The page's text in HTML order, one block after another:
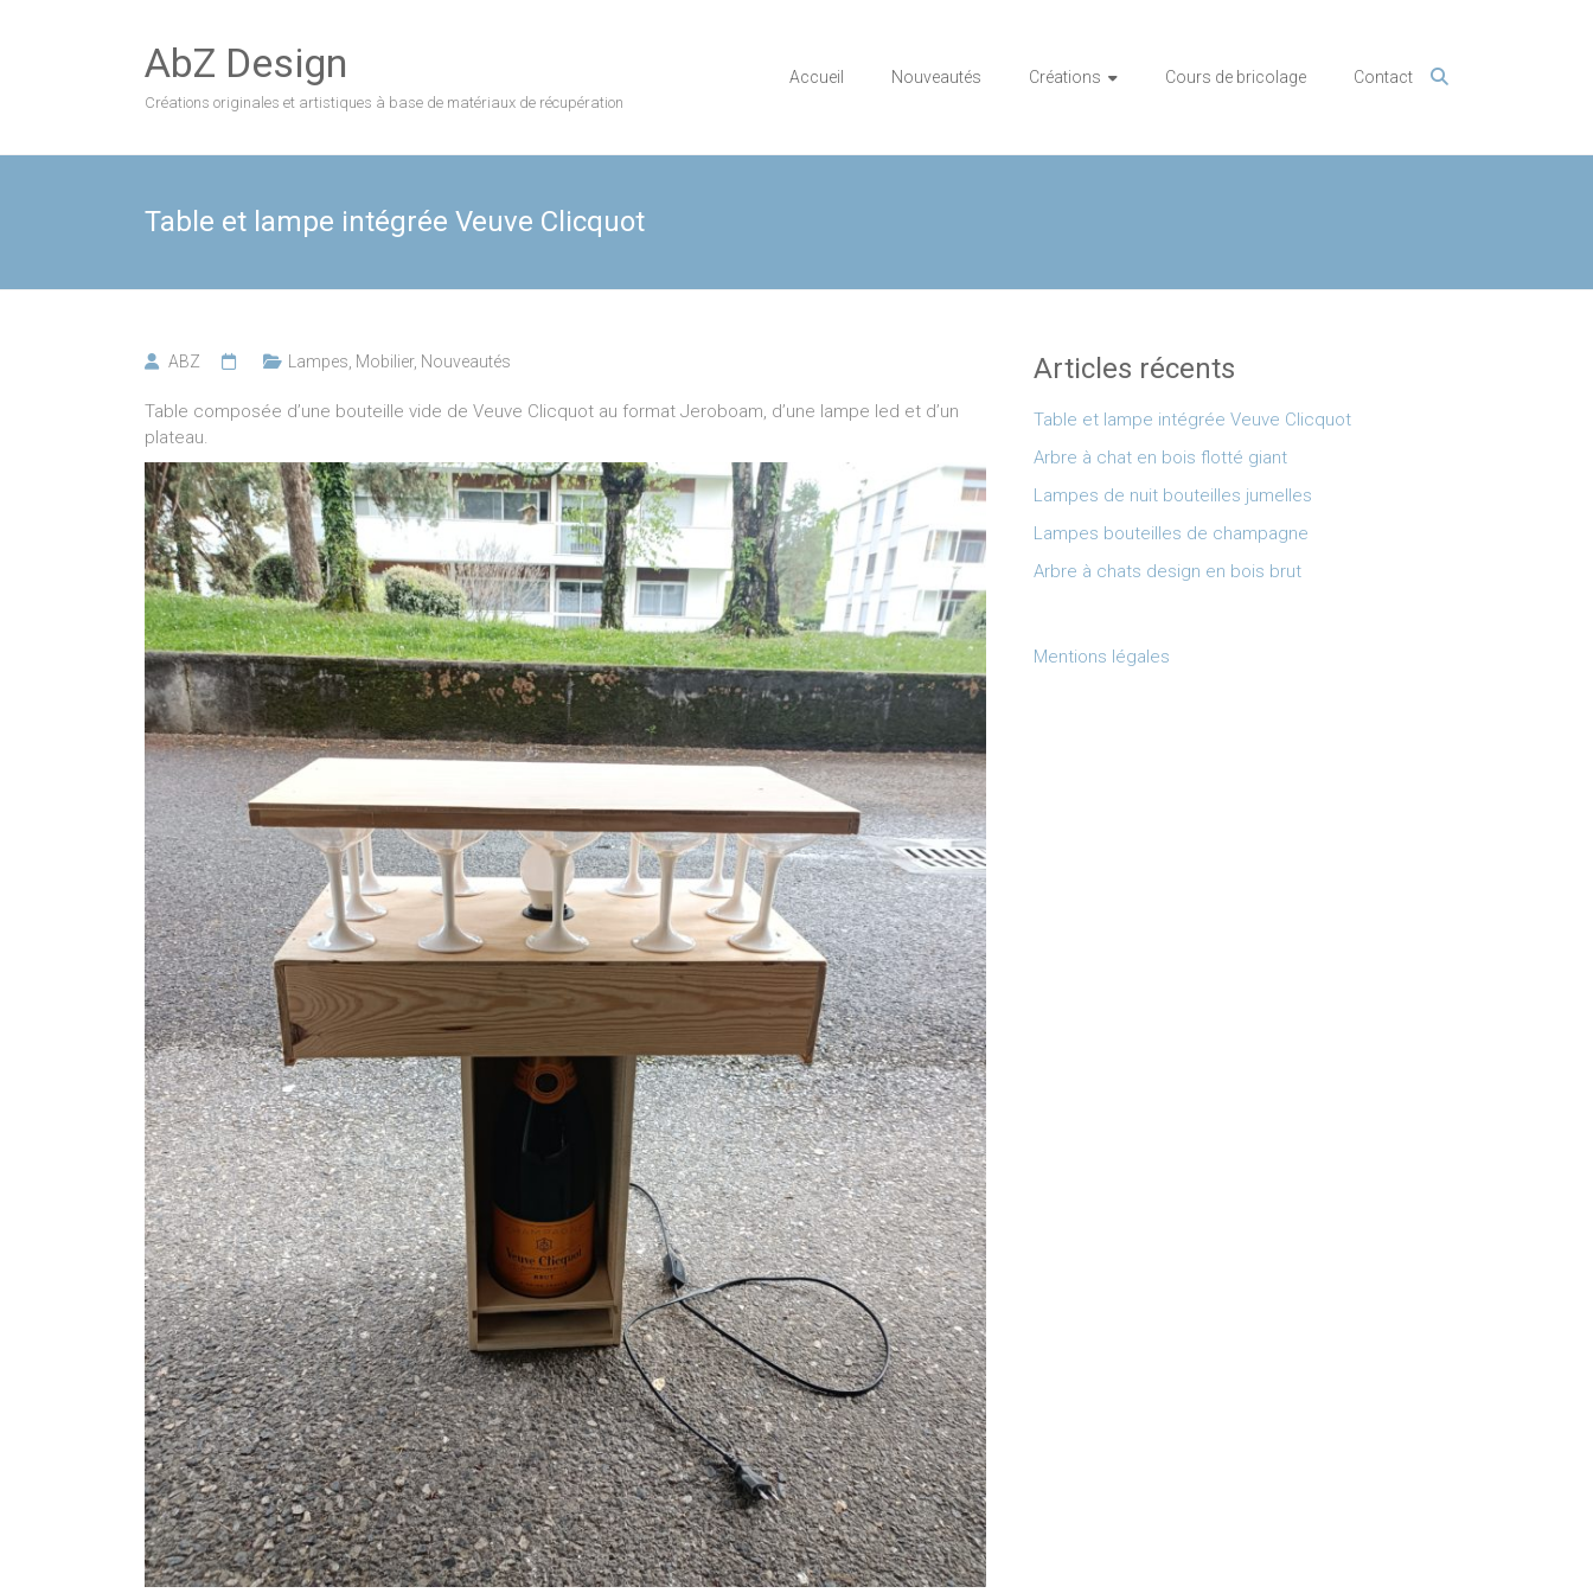
AbZ Design
Créations originales et artistiques à base de matériaux de récupération
Accueil Nouveautés Créations Cours de bricolage Contact
Table et lampe intégrée Veuve Clicquot
ABZ Lampes Mobilier, Nouveautés
Table composée d’une bouteille vide de Veuve Clicquot au format Jeroboam, d’une lampe led et d’un
plateau.
Articles récents
Table et lampe intégrée Veuve Clicquot
Arbre à chat en bois flotté giant
Lampes de nuit bouteilles jumelles
Lampes bouteilles de champagne
Arbre à chats design en bois brut
Mentions légales